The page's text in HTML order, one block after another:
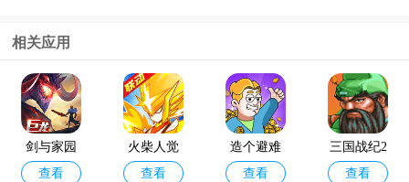
咸鱼之王
最新版本
查看
金铲铲之
战体验服
官方版202
4
查看
相关应用
剑与家园
百度版
查看
火柴人觉
醒H5手游
查看
造个避难
所正版
查看
三国战纪2
街机手机
查看